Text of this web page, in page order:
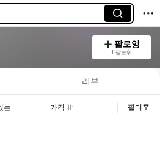
팔로잉
1 팔로워
리뷰
는 가격 필터